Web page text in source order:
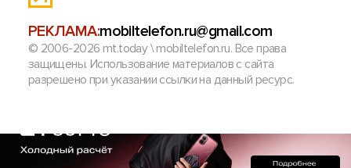
РЕКЛАМА:mobiltelefon.ru@gmail.com
© 2006-2026 mt.today \ mobiltelefon.ru. Все права
защищены. Использование материалов с сайта
разрешено при указании ссылки на данный ресурс.